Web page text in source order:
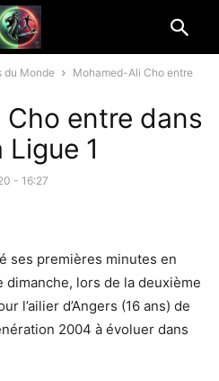
du Monde
Mohamed-Ali Cho entre
entre dans
Ligue 1
- 16:27
ses premières minutes en
dimanche, lors de la deuxième
l’ailier d’Angers (16 ans) de
2004 à évoluer dans